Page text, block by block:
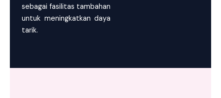
sebagai fasilitas tambahan
untuk meningkatkan daya
tarik.